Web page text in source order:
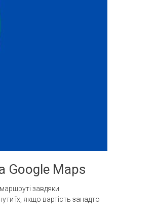
Google Maps
завдяки
їх, якщо вартість занадто